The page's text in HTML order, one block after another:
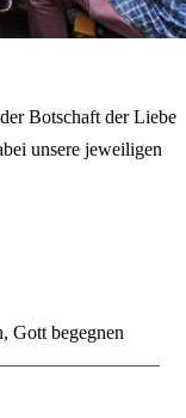
Botschaft der Liebe
unsere jeweiligen
Gott begegnen